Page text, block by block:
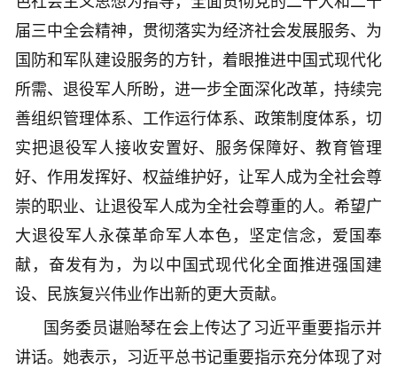
届三中全会精神，贯彻落实为经济社会发展服务、为
国防和军队建设服务的方针，着眼推进中国式现代化
所需、退役军人所盼，进一步全面深化改革，持续完
善组织管理体系、工作运行体系、政策制度体系，切
实把退役军人接收安置好、服务保障好、教育管理
好、作用发挥好、权益维护好，让军人成为全社会尊
崇的职业、让退役军人成为全社会尊重的人。希望广
大退役军人永葆革命军人本色，坚定信念，爱国奉
献，奋发有为，为以中国式现代化全面推进强国建
设、民族复兴伟业作出新的更大贡献。
国务委员谌贻琴在会上传达了习近平重要指示并
讲话。她表示，习近平总书记重要指示充分体现了对